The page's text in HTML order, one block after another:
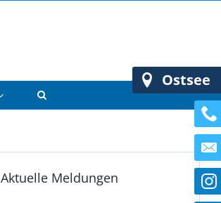
Aktuelle Meldungen
Ostsee